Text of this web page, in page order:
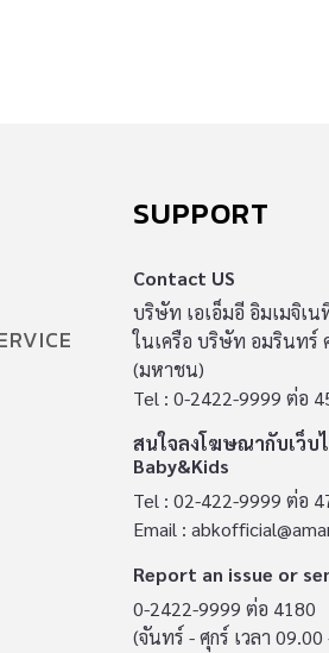
SUPPORT
Contact US
บริษัท เอเอ็มอี อิมเมจิเน
ในเครือ บริษัท อมรินทร์
(มหาชน)
Tel : 0-2422-9999 ต่อ
สนใจลงโฆษณากับเว็บ
Baby&Kids
Tel : 02-422-9999 ต่อ
Email :
Report an issue or
0-2422-9999 ต่อ 4180
(จันทร์ - ศุกร์ เวลา